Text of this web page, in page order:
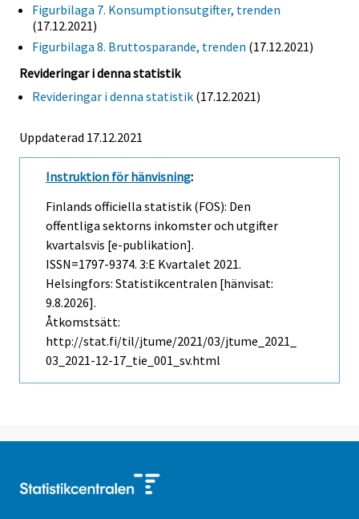
Figurbilaga 7. Konsumptionsutgifter, trenden
(17.12.2021)
Figurbilaga 8. Bruttosparande, trenden (17.12.2021)
Revideringar i denna statistik
Revideringar i denna statistik (17.12.2021)
Uppdaterad 17.12.2021
Instruktion för hänvisning:
Finlands officiella statistik (FOS): Den
offentliga sektorns inkomster och utgifter
kvartalsvis [e-publikation].
ISSN=1797-9374. 3:e Kvartalet 2021.
Helsingfors: Statistikcentralen [hänvisat:
9.8.2026].
Åtkomstsätt:
http://stat.fi/til/jtume/2021/03/jtume_2021_
03_2021-12-17_tie_001_sv.html